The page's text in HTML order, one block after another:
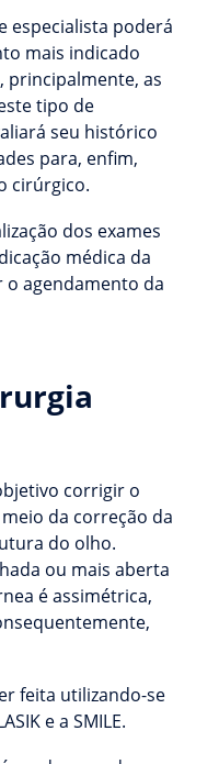
especialista poderá
mais indicado
principalmente, as
tipo de
seu histórico
para, enfim,
cirúrgico.
dos exames
médica da
o agendamento da
corrigir o
da correção da
do olho.
ou mais aberta
é assimétrica,
feita utilizando-se
e a SMILE.